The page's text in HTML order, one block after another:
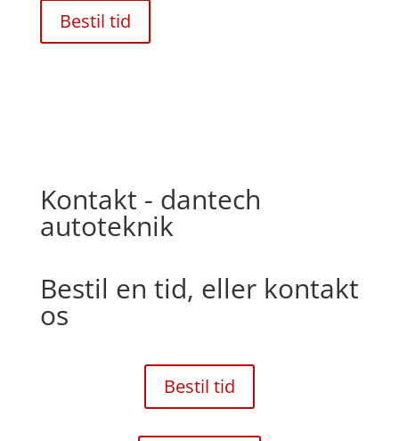
Bestil tid
Kontakt - dantech
autoteknik
Bestil en tid, eller kontakt
os
Bestil tid